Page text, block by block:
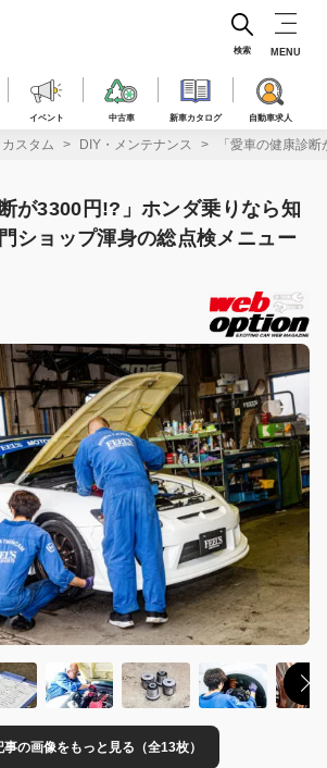
イベント 中古車 新車カタログ 自動車求人
検索 MENU
スタム DIY・メンテナンス 「愛車の健康診
が3300円!?」ホンダ乗りなら知
ショップ渾身の総点検メニュー
事の画像をもっと見る（全13枚）